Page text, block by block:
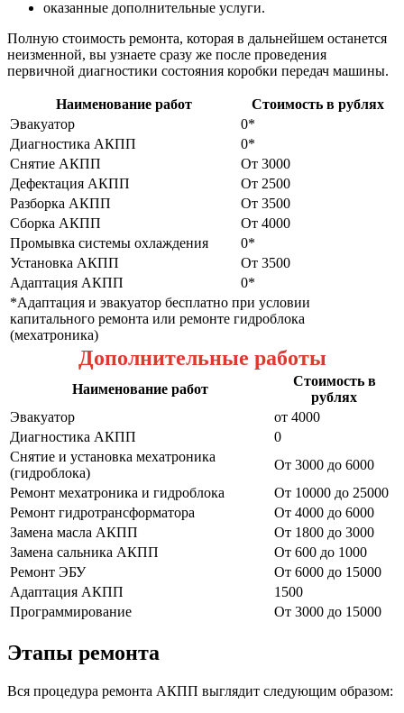
оказанные дополнительные услуги.
Полную стоимость ремонта, которая в дальнейшем останется
неизменной, вы узнаете сразу же после проведения
первичной диагностики состояния коробки передач машины.
Наименование работ
Стоимость в рублях
Эвакуатор
0*
Диагностика АКПП
0*
Снятие АКПП
От 3000
Дефектация АКПП
От 2500
Разборка АКПП
От 3500
Сборка АКПП
От 4000
Промывка системы охлаждения
0*
Установка АКПП
От 3500
Адаптация АКПП
0*
*Адаптация и эвакуатор бесплатно при условии
капитального ремонта или ремонте гидроблока
(мехатроника)
Дополнительные работы
Наименование работ
Стоимость в
рублях
Эвакуатор
от 4000
Диагностика АКПП
0
Снятие и установка мехатроника
(гидроблока)
От 3000 до 6000
Ремонт мехатроника и гидроблока
От 10000 до 25000
Ремонт гидротрансформатора
От 4000 до 6000
Замена масла АКПП
От 1800 до 3000
Замена сальника АКПП
От 600 до 1000
Ремонт ЭБУ
От 6000 до 15000
Адаптация АКПП
1500
Программирование
От 3000 до 15000
Этапы ремонта
Вся процедура ремонта АКПП выглядит следующим образом: